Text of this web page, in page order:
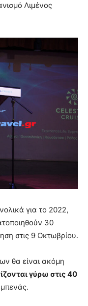
Λιμένος
για το 2022,
30
στις 9 Οκτωβρίου.
θα είναι ακόμη
γύρω στις 40